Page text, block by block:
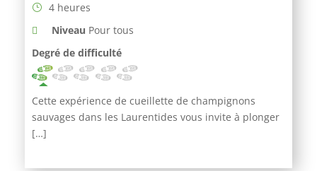
4 heures
Niveau Pour tous
Degré de difficulté
Cette expérience de cueillette de champignons
sauvages dans les Laurentides vous invite à plonger
[…]